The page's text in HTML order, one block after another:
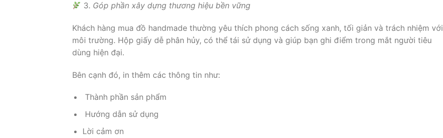
3. Góp phần xây dựng thương hiệu bền vững
Khách hàng mua đồ handmade thường yêu thích phong cách sống xanh, tối giản và trách nhiệm với
môi trường. Hộp giấy dễ phân hủy, có thể tái sử dụng và giúp bạn ghi điểm trong mắt người tiêu
dùng hiện đại.
Bên cạnh đó, in thêm các thông tin như:
Thành phần sản phẩm
Hướng dẫn sử dụng
Lời cảm ơn